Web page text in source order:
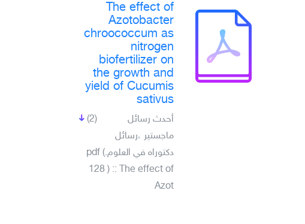
The effect of
Azotobacter
chroococcum as
nitrogen
biofertilizer on
the growth and
yield of Cucumis
sativus
(2)
أحدث رسائل
ماجستير ،رسائل
دكتوراه في العلوم.pdf (
128 ) :: The effect of
Azot